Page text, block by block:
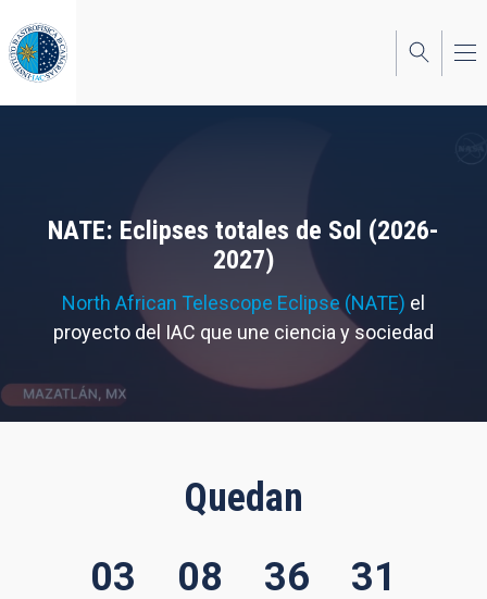
al
contenido
principal
NATE: Eclipses totales de Sol (2026-
2027)
North African Telescope Eclipse (NATE) el
proyecto del IAC que une ciencia y sociedad
Quedan
30 seconds
03 08 36 30